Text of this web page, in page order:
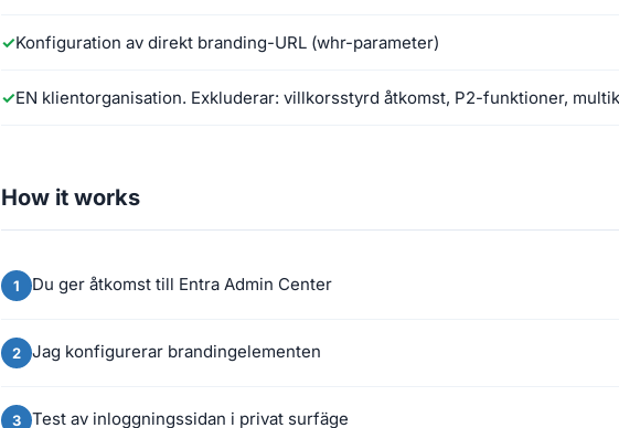
Konfiguration av direkt branding-URL (whr-parameter)
EN klientorganisation. Exkluderar: villkorsstyrd åtkomst, P2-funktioner,
How it works
Du ger åtkomst till Entra Admin Center
Jag konfigurerar brandingelementen
Test av inloggningssidan i privat surfäge